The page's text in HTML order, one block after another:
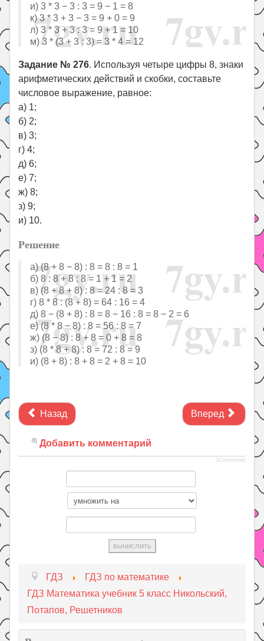
и) 3 * 3 − 3 : 3 = 9 − 1 = 8
к) 3 * 3 + 3 − 3 = 9 + 0 = 9
л) 3 * 3 + 3 : 3 = 9 + 1 = 10
м) 3 * (3 + 3 : 3) = 3 * 4 = 12
Задание № 276. Используя четыре цифры 8, знаки
арифметических действий и скобки, составьте
числовое выражение, равное:
а) 1;
б) 2;
в) 3;
г) 4;
д) 6;
е) 7;
ж) 8;
з) 9;
и) 10.
Решение
а) (8 + 8 − 8) : 8 = 8 : 8 = 1
б) 8 : 8 + 8 : 8 = 1 + 1 = 2
в) (8 + 8 + 8) : 8 = 24 : 8 = 3
г) 8 * 8 : (8 + 8) = 64 : 16 = 4
д) 8 − (8 + 8) : 8 = 8 − 16 : 8 = 8 − 2 = 6
е) (8 * 8 − 8) : 8 = 56 : 8 = 7
ж) (8 − 8) : 8 + 8 = 0 + 8 = 8
з) (8 * 8 + 8) : 8 = 72 : 8 = 9
и) (8 + 8) : 8 + 8 = 2 + 8 = 10
Назад Вперед
Добавить комментарий
JComments
ГДЗ
ГДЗ по математике
ГДЗ Математика учебник 5 класс Никольский,
Потапов, Решетников